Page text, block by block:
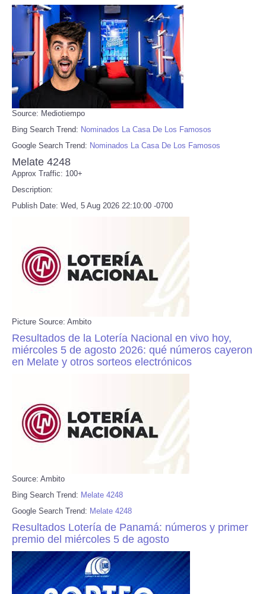
Source: Mediotiempo
Bing Search Trend: Nominados La Casa De Los Famosos
Google Search Trend: Nominados La Casa De Los Famosos
Melate 4248
Approx Traffic: 100+
Description:
Publish Date: Wed, 5 Aug 2026 22:10:00 -0700
Picture Source: Ambito
Resultados de la Lotería Nacional en vivo hoy,
miércoles 5 de agosto 2026: qué números cayeron
en Melate y otros sorteos electrónicos
Source: Ambito
Bing Search Trend: Melate 4248
Google Search Trend: Melate 4248
Resultados Lotería de Panamá: números y primer
premio del miércoles 5 de agosto